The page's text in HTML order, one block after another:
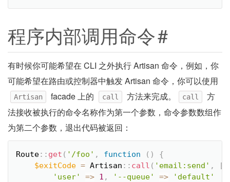
程序内部调用命令#
有时候你可能希望在 CLI 之外执行 Artisan 命令，例如，你
可能希望在路由或控制器中触发 Artisan 命令，你可以使用
Artisan facade 上的 call 方法来完成。 call
方
法接收被执行的命令名称作为第一个参数，命令参数数组作
为第二个参数，退出代码被返回：
Route:: get ( '/foo' , function ( )
{
$exitCode = Artisan :: call ( 'email:send' ,
[
'user'
=> 1 , '--queue' =>
'default'